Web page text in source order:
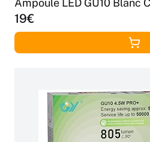
Ampoule LED GU10 Blanc
Faisceau,Non-
19€